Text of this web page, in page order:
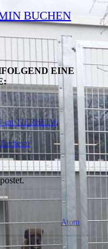
BUCHEN
EINE
im TIERHEIM
Atom